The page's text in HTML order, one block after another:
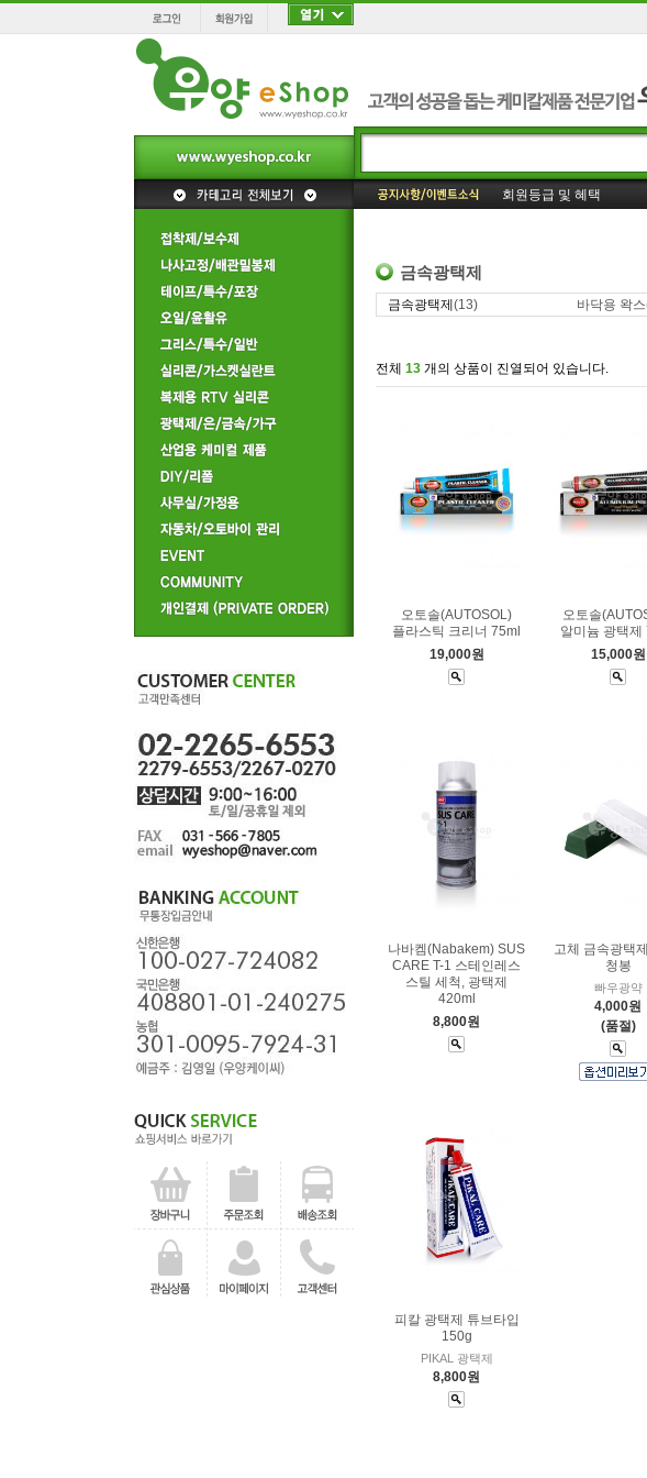
회원등급 및 혜택
홈페이지 일부 리뉴얼!
금속광택제
금속광택제 (13) 바닥용 왁스
전체 13 개의 상품이 진열되어 있습니다.
오토솔(AUTOSOL)
플라스틱 크리너 75ml
19,000원
오토솔
알미늄 광택제
15,000원
나바켐(Nabakem) SUS
CARE T-1 스테인레스
스틸 세척, 광택제
420ml
8,800원
고체 금속광택
청봉
빠우광약
4,000원
(품절)
피칼 광택제 튜브타입
150g
PIKAL 광택제
8,800원